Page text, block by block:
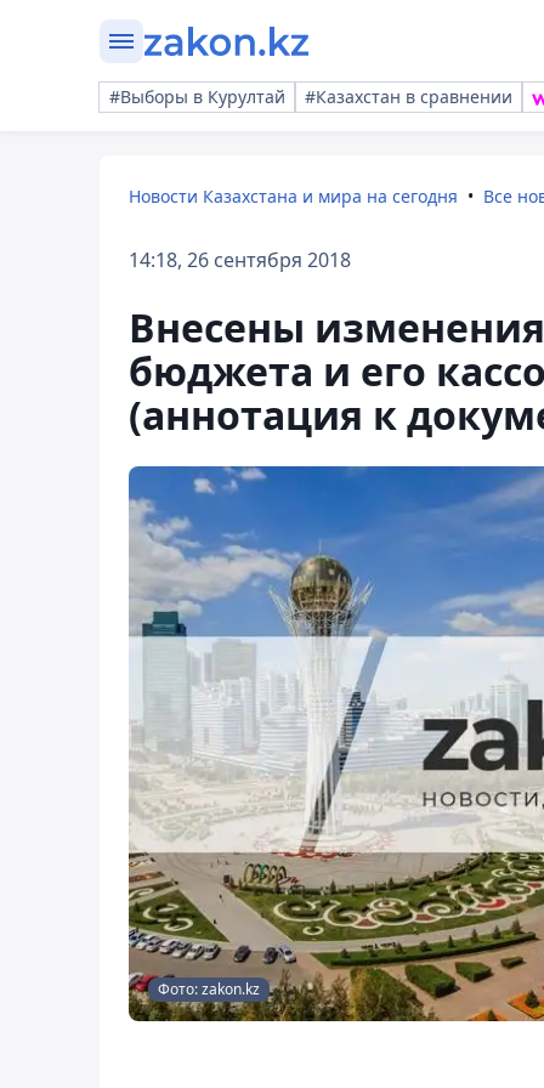
#Выборы в Курултай #Казахстан в сравнении
Новости Казахстана и мира на сегодня Все
14:18, 26 сентября 2018
Внесены
бюджета и его
(аннотация к
Фото: zakon.kz